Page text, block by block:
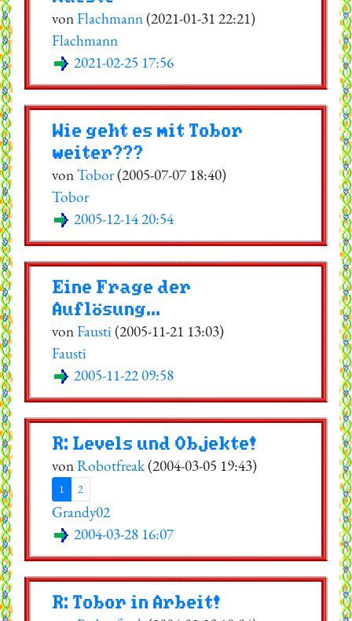
vonFlachmann(2021-01-31 22:21)
Flachmann
2021-02-25 17:56
Wie geht es mit Tobor
weiter???
vonTobor(2005-07-07 18:40)
Tobor
2005-12-14 20:54
Eine Frage der
Auflösung...
vonFausti(2005-11-21 13:03)
Fausti
2005-11-22 09:58
R: Levels und Objekte!
vonRobotfreak(2004-03-05 19:43)
1 2
Grandy02
2004-03-28 16:07
R: Tobor in Arbeit!